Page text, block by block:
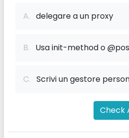
A. delegare a un proxy
B. Usa init-method o
C. Scrivi un gestore
Check